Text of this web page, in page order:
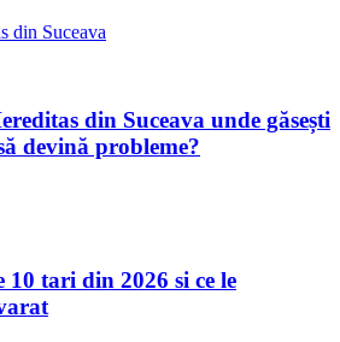
din Suceava unde găsești
devină probleme?
10 tari din 2026 si ce le